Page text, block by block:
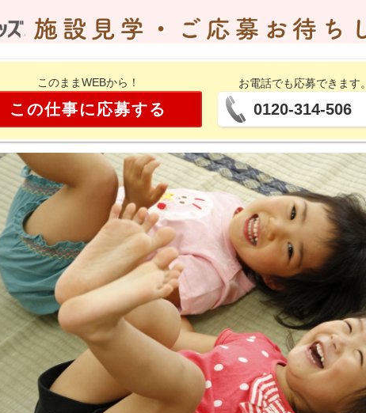
このままWEBから！
この仕事に応募する
お電話でも応募できます
0120-314-506